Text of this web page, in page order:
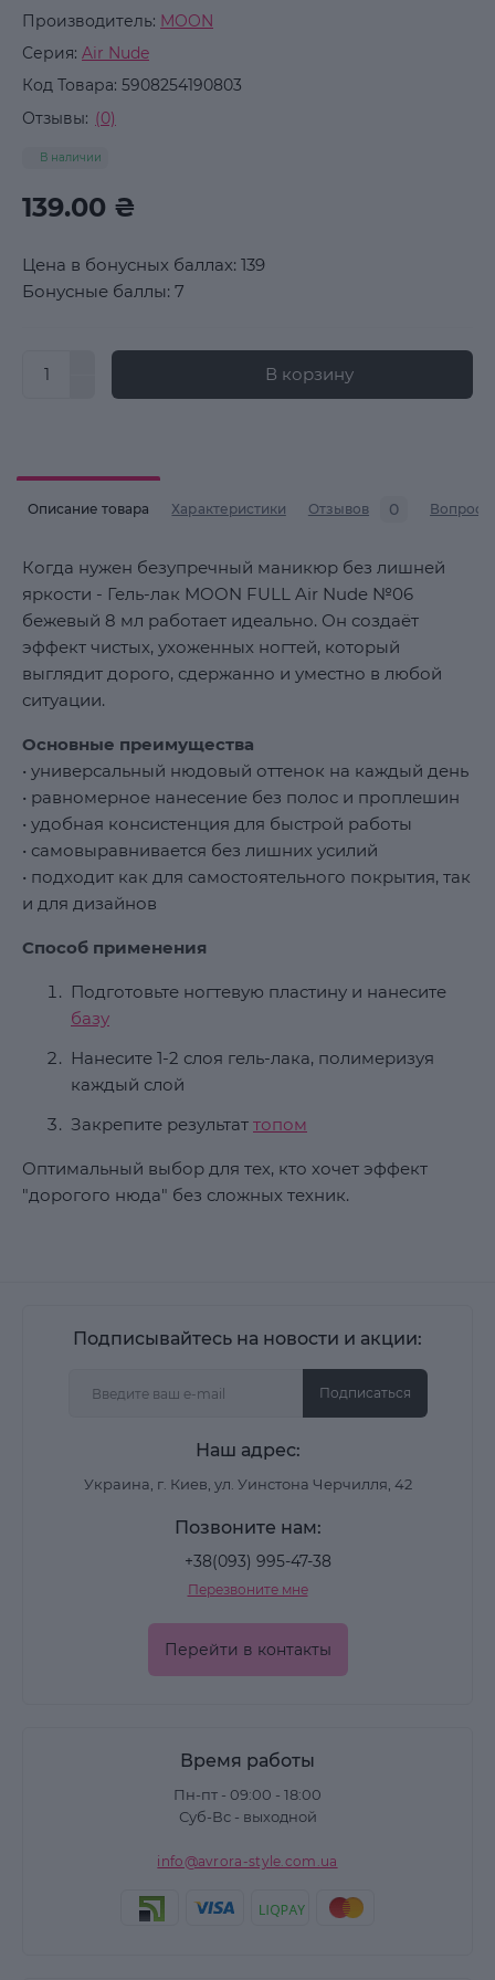
Производитель: MOON
Серия: Air Nude
Код Товара: 5908254190803
Отзывы: (0)
В наличии
139.00 ₴
Цена в бонусных баллах: 139
Бонусные баллы: 7
В корзину
Описание товара Характеристики Отзывов 0 Вопросы
Когда нужен безупречный маникюр без лишней
яркости - Гель-лак MOON FULL Air Nude №06
бежевый 8 мл работает идеально. Он создаёт
эффект чистых, ухоженных ногтей, который
выглядит дорого, сдержанно и уместно в любой
ситуации.
Основные преимущества
• универсальный нюдовый оттенок на каждый день
• равномерное нанесение без полос и проплешин
• удобная консистенция для быстрой работы
• самовыравнивается без лишних усилий
• подходит как для самостоятельного покрытия, так
и для дизайнов
Способ применения
Подготовьте ногтевую пластину и нанесите
базу
Нанесите 1-2 слоя гель-лака, полимеризуя
каждый слой
Закрепите результат топом
Оптимальный выбор для тех, кто хочет эффект
"дорогого нюда" без сложных техник.
Подписывайтесь на новости и акции:
Подписаться
Наш адрес:
Украина, г. Киев, ул. Уинстона Черчилля, 42
Позвоните нам:
+38(093) 995-47-38
Перезвоните мне
Перейти в контакты
Время работы
Пн-пт - 09:00 - 18:00
Суб-Вс - выходной
info@avrora-style.com.ua